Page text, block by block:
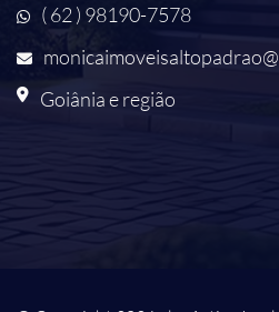
( 62 ) 98190-7578
Goiânia e região